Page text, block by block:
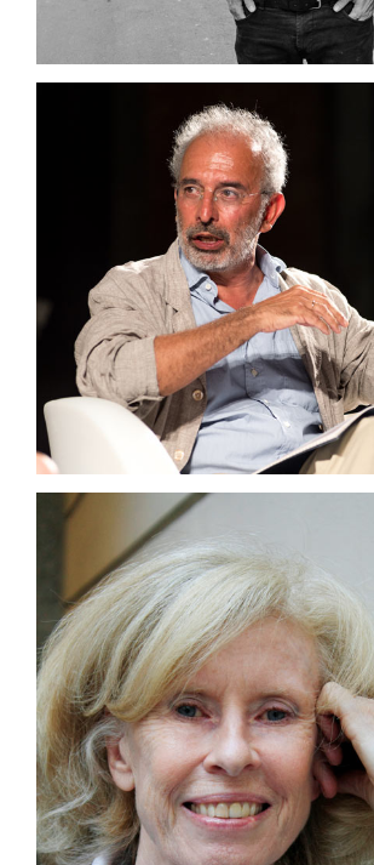
Voraussetzungen für ein friedliches
Schattenseiten des Begriffes